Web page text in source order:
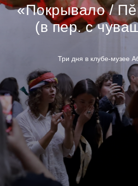
«Покрывало /
(в пер. с
Три дня в клубе-музее